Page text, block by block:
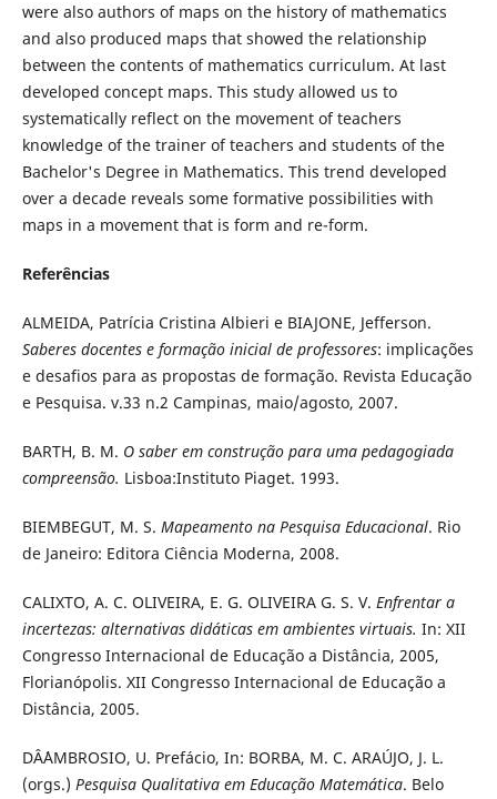
were also authors of maps on the history of mathematics
and also produced maps that showed the relationship
between the contents of mathematics curriculum. At last
developed concept maps. This study allowed us to
systematically reflect on the movement of teachers
knowledge of the trainer of teachers and students of the
Bachelor's Degree in Mathematics. This trend developed
over a decade reveals some formative possibilities with
maps in a movement that is form and re-form.
Referências
ALMEIDA, Patrícia Cristina Albieri e BIAJONE, Jefferson.
Saberes docentes e formação inicial de professores: implicações
e desafios para as propostas de formação. Revista Educação
e Pesquisa. v.33 n.2 Campinas, maio/agosto, 2007.
BARTH, B. M. O saber em construção para uma pedagogiada
compreensão. Lisboa:Instituto Piaget. 1993.
BIEMBEGUT, M. S. Mapeamento na Pesquisa Educacional. Rio
de Janeiro: Editora Ciência Moderna, 2008.
CALIXTO, A. C. OLIVEIRA, E. G. OLIVEIRA G. S. V. Enfrentar a
incertezas: alternativas didáticas em ambientes virtuais. In: XII
Congresso Internacional de Educação a Distância, 2005,
Florianópolis. XII Congresso Internacional de Educação a
Distância, 2005.
DÂ´AMBROSIO, U. Prefácio, In: BORBA, M. C. ARAÚJO, J. L.
(orgs.) Pesquisa Qualitativa em Educação Matemática. Belo